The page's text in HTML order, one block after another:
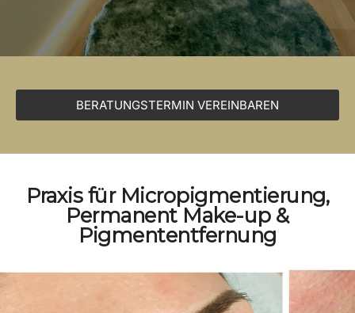
BERATUNGSTERMIN VEREINBAREN
Praxis für Micropigmentierung,
Permanent Make-up &
Pigmententfernung
Feldkirchen in Kärnten